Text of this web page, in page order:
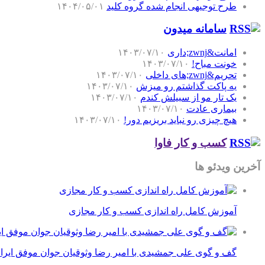
طرح توجیهی انجام شده گروه کلید ۱۴۰۴/۰۵/۰۱
سامانه میدون
امانت&zwnj;داری
۱۴۰۳/۰۷/۱۰
خونت مباح! ۱۴۰۳/۰۷/۱۰
تحریم&zwnj;های داخلی
۱۴۰۳/۰۷/۱۰
یه پاکت گذاشتم رو میزش ۱۴۰۳/۰۷/۱۰
یک تار مو از سبیلش کندم ۱۴۰۳/۰۷/۱۰
بیماری عادت ۱۴۰۳/۰۷/۱۰
هیچ چیزی رو نباید بریزیم دور! ۱۴۰۳/۰۷/۱۰
کسب و کار فاوا
آخرین ویدئو ها
آموزش کامل راه اندازی کسب و کار مجازی
گف و گوی علی جمشیدی با امیر رضا وثوقیان جوان موفق